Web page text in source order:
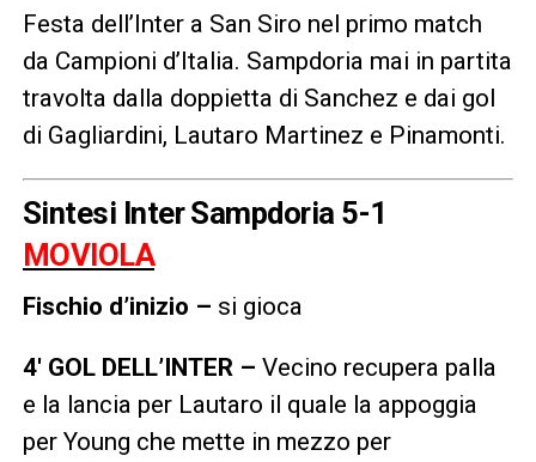
Festa dell’Inter a San Siro nel primo match
da Campioni d’Italia. Sampdoria mai in partita
travolta dalla doppietta di Sanchez e dai gol
di Gagliardini, Lautaro Martinez e Pinamonti.
Sintesi Inter Sampdoria 5-1
MOVIOLA
Fischio d’inizio – si gioca
4′ GOL DELL’INTER – Vecino recupera palla
e la lancia per Lautaro il quale la appoggia
per Young che mette in mezzo per